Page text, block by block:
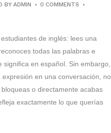
BYADMIN
0 COMMENTS
de inglés: lees una
todas las palabras e
en español. Sin embargo,
en una conversación, no
o directamente acabas
exactamente lo que querías